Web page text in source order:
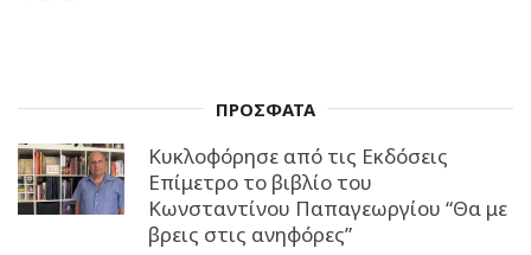
ΠΡΟΣΦΑΤΑ
Κυκλοφόρησε από τις Εκδόσεις
Επίμετρο το βιβλίο του
Κωνσταντίνου Παπαγεωργίου “Θα με
βρεις στις ανηφόρες”